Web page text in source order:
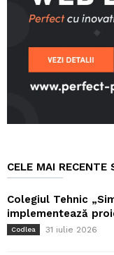
CELE MAI RECENTE
Colegiul Tehnic
implementează
Codlea 31 iulie 2026